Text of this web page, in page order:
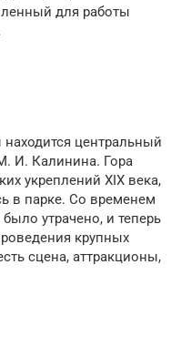
для работы
центральный
И. Калинина. Гора
укреплений XIX века,
в парке. Со временем
утрачено, и теперь
крупных
сцена, аттракционы,